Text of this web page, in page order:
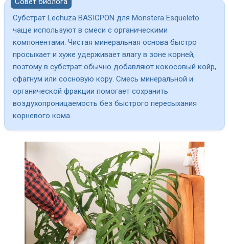
Субстрат Lechuza BASICPON для Monstera Esqueleto
чаще используют в смеси с органическими
компонентами. Чистая минеральная основа быстро
просыхает и хуже удерживает влагу в зоне корней,
поэтому в субстрат обычно добавляют кокосовый койр,
сфагнум или сосновую кору. Смесь минеральной и
органической фракции помогает сохранить
воздухопроницаемость без быстрого пересыхания
корневого кома.